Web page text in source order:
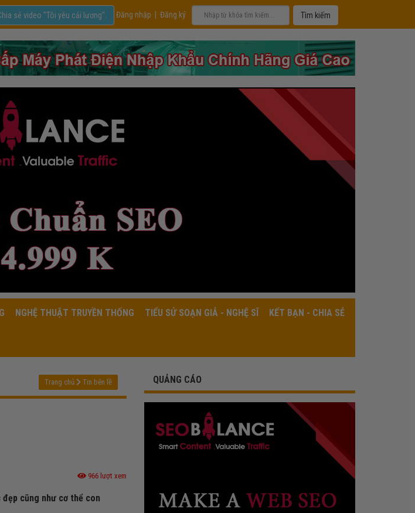
Đăng nhập Đăng ký
sẻ video "Tôi yêu cải lương".
NGHỆ THUẬT TRUYỀN THỐNG TIỂU SỬ SOẠN GIẢ - NGHỆ SĨ KẾT BẠN - CHIA SẺ
Trang chủ Tin bên lề
966 lượt xem
cũng như cơ thể con
QUẢNG CÁO